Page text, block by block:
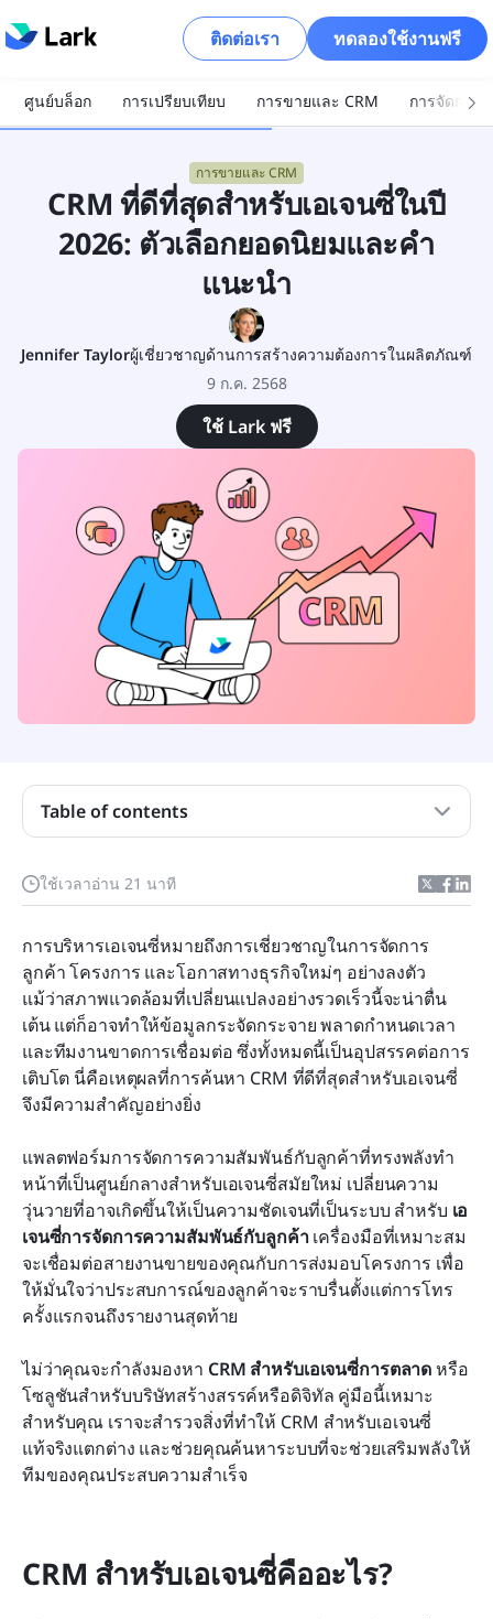
ติดต่อเรา ทดลองใช้งานฟรี
ศูนย์บล็อก การเปรียบเทียบ การขายและ CRM การจัดการ
การขายและ CRM
CRM ที่ดีที่สุดสำหรับเอเจนซี่ในปี
2026: ตัวเลือกยอดนิยมและคำ
แนะนำ
Jennifer Taylorผู้เชี่ยวชาญด้านการสร้างความต้องการในผลิตภัณฑ์
9 ก.ค. 2568
ใช้ Lark ฟรี
ใช้เวลาอ่าน 21 นาที
การบริหารเอเจนซี่หมายถึงการเชี่ยวชาญในการจัดการ
ลูกค้า โครงการ และโอกาสทางธุรกิจใหม่ๆ อย่างลงตัว
แม้ว่าสภาพแวดล้อมที่เปลี่ยนแปลงอย่างรวดเร็วนี้จะน่าตื่น
เต้น แต่ก็อาจทำให้ข้อมูลกระจัดกระจาย พลาดกำหนดเวลา
และทีมงานขาดการเชื่อมต่อ ซึ่งทั้งหมดนี้เป็นอุปสรรคต่อการ
เติบโต นี่คือเหตุผลที่การค้นหา CRM ที่ดีที่สุดสำหรับเอเจนซี่
จึงมีความสำคัญอย่างยิ่ง
แพลตฟอร์มการจัดการความสัมพันธ์กับลูกค้าที่ทรงพลังทำ
หน้าที่เป็นศูนย์กลางสำหรับเอเจนซี่สมัยใหม่ เปลี่ยนความ
วุ่นวายที่อาจเกิดขึ้นให้เป็นความชัดเจนที่เป็นระบบ สำหรับ เอ
เจนซี่การจัดการความสัมพันธ์กับลูกค้า เครื่องมือที่เหมาะสม
จะเชื่อมต่อสายงานขายของคุณกับการส่งมอบโครงการ เพื่อ
ให้มั่นใจว่าประสบการณ์ของลูกค้าจะราบรื่นตั้งแต่การโทร
ครั้งแรกจนถึงรายงานสุดท้าย
ไม่ว่าคุณจะกำลังมองหา CRM สำหรับเอเจนซี่การตลาด หรือ
โซลูชันสำหรับบริษัทสร้างสรรค์หรือดิจิทัล คู่มือนี้เหมาะ
สำหรับคุณ เราจะสำรวจสิ่งที่ทำให้ CRM สำหรับเอเจนซี่
แท้จริงแตกต่าง และช่วยคุณค้นหาระบบที่จะช่วยเสริมพลังให้
ทีมของคุณประสบความสำเร็จ
CRM สำหรับเอเจนซี่คืออะไร?
Table of contents
CRM สำหรับเอเจนซี่คืออะไร?
คุณสมบัติสำคัญที่ควรมองหาในระบบ CRM ที่ดีที่สุด
สำหรับเอเจนซี่
ระบบ CRM ชั้นนำสำหรับเอเจนซี่ในภาพรวม
10 โซลูชัน CRM ฟรีที่ดีที่สุดสำหรับเอเจนซี่ในปี 2026
เริ่มต้นด้วยเทมเพลต Lark ฟรีสำหรับ CRM
การเลือก CRM ที่ดีที่สุดสำหรับเอเจนซี่: คู่มือทีละขั้น
ตอน
ข้อคิดสุดท้ายเกี่ยวกับระบบ CRM ที่ดีที่สุดสำหรับเอเจน
ซี่
คำถามที่พบบ่อย
การอ่านที่เกี่ยวข้อง